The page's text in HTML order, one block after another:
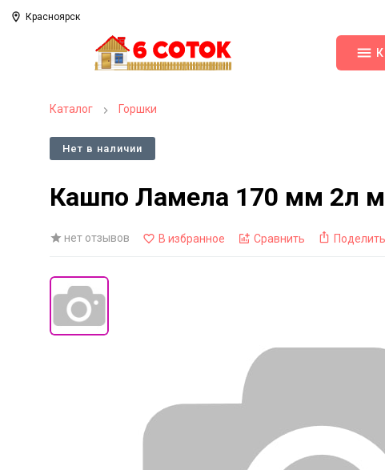
Красноярск
Каталог Горшки
Нет в наличии
Кашпо Ламела 170 мм 2л
нет отзывов В избранное Сравнить